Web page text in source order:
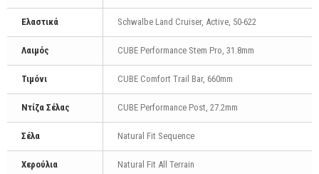
Ελαστικά Schwalbe Land Cruiser, Active, 50-622
Λαιμός CUBE Performance Stem Pro, 31.8mm
Τιμόνι CUBE Comfort Trail Bar, 660mm
Ντίζα Σέλας CUBE Performance Post, 27.2mm
Σέλα Natural Fit Sequence
Χερούλια Natural Fit All Terrain